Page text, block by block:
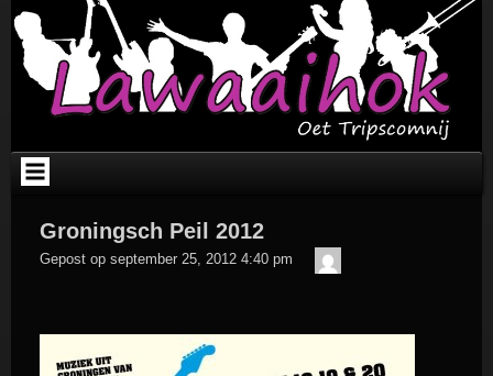
Groningsch Peil 2012
Gepost op september 25, 2012 4:40 pm